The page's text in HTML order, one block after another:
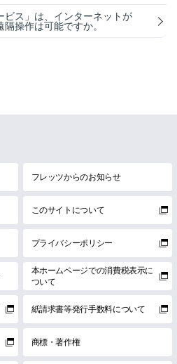
ビス」は、インターネットが
操作は可能ですか。
フレッツからのお知らせ
このサイトについて
プライバシーポリシー
本ホームページでの消費税表示に
ついて
紙請求書等発行手数料について
商標・著作権